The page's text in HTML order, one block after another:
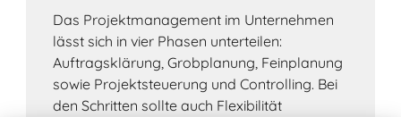
Das Projektmanagement im Unternehmen
lässt sich in vier Phasen unterteilen:
Auftragsklärung, Grobplanung, Feinplanung
sowie Projektsteuerung und Controlling. Bei
den Schritten sollte auch Flexibilität